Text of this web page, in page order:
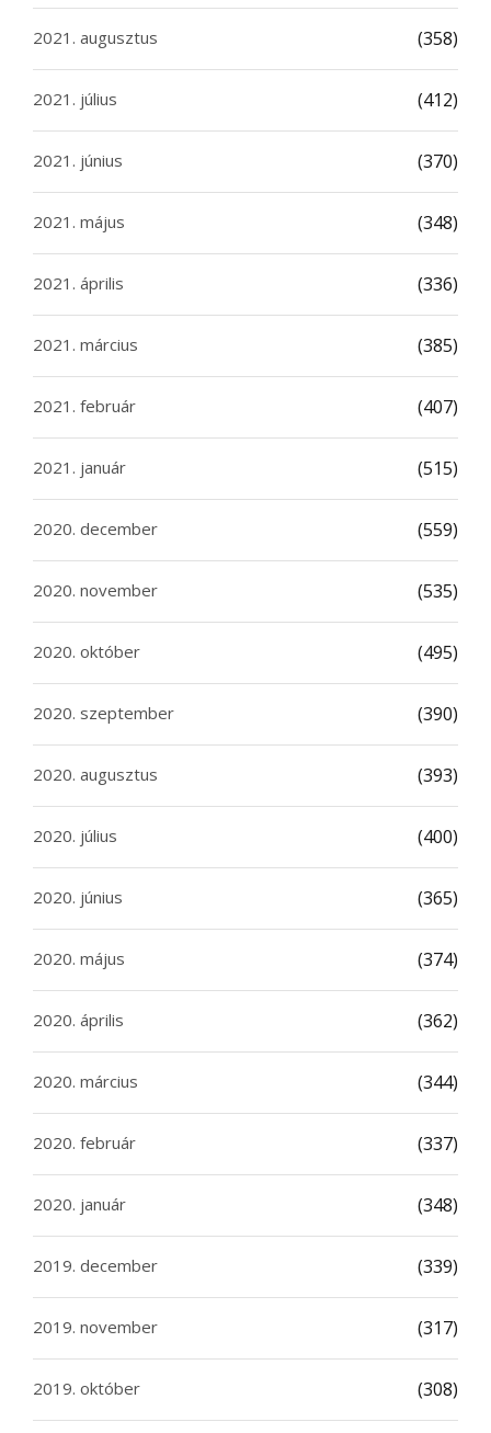
2021. augusztus (358)
2021. július (412)
2021. június (370)
2021. május (348)
2021. április (336)
2021. március (385)
2021. február (407)
2021. január (515)
2020. december (559)
2020. november (535)
2020. október (495)
2020. szeptember (390)
2020. augusztus (393)
2020. július (400)
2020. június (365)
2020. május (374)
2020. április (362)
2020. március (344)
2020. február (337)
2020. január (348)
2019. december (339)
2019. november (317)
2019. október (308)